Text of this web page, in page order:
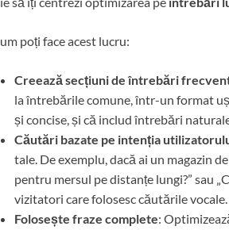
poți face acest lucru:
Creează secțiuni de întrebări
la întrebările comune, într-un format
și concise, și că includ întrebări
Căutări bazate pe intenția
tale. De exemplu, dacă ai un magazin
pentru mersul pe distanțe lungi?” sau
vizitatori care folosesc căutările vocale.
Folosește fraze complete: